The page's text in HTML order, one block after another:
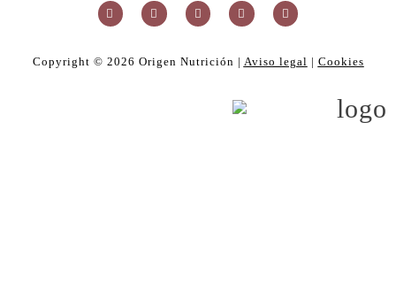
Copyright © 2026 Origen Nutrición | Aviso legal | Cookies